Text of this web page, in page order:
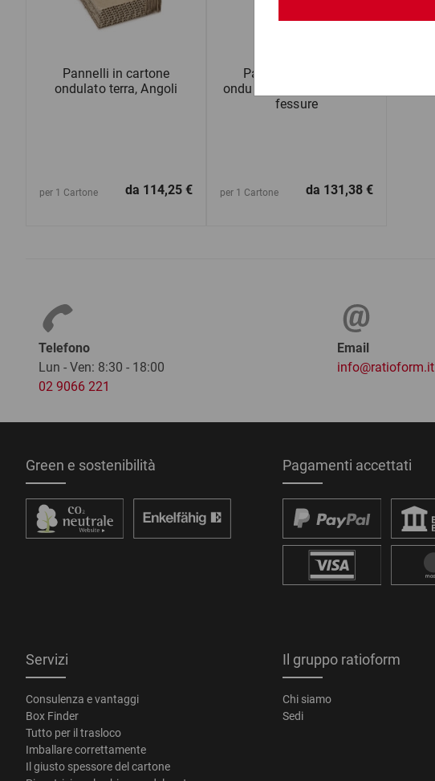
Pannelli in cartone
ondulato terra, Angoli
per 1 Cartone da 114,25 €
Pannelli in cartone
ondulato terra, Lastre con
fessure
per 1 Cartone da 131,38 €
Telefono
Lun - Ven: 8:30 - 18:00
02 9066 221
Email
info@ratioform.it
Green e sostenibilità Pagamenti accettati
Servizi
Consulenza e vantaggi
Box Finder
Tutto per il trasloco
Imballare correttamente
Il giusto spessore del cartone
Il gruppo ratioform
Chi siamo
Sedi